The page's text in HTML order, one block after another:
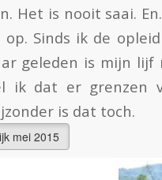
Het is nooit saai.
Sinds ik de
geleden is mijn
ik dat er grenzen
is dat toch.
mei 2015